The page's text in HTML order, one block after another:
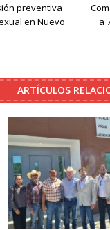
preventiva
en Nuevo
a
ARTÍCULOS